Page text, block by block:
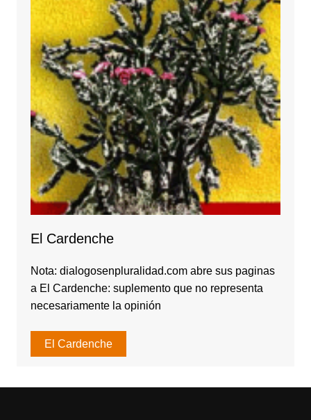
El Cardenche
Nota: dialogosenpluralidad.com abre sus paginas
a El Cardenche: suplemento que no representa
necesariamente la opinión
El Cardenche